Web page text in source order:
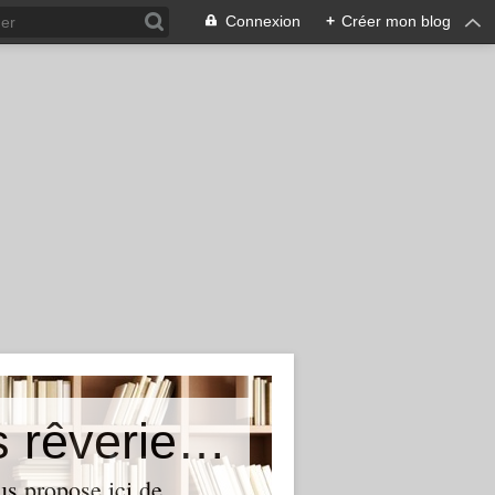
Connexion + Créer mon blog
Au coeur de mes lectures et mes rêveries...